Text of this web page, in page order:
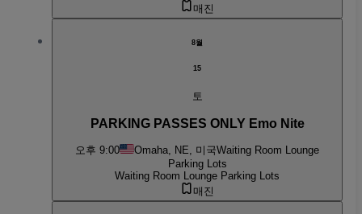
매진
8월
15
토
PARKING PASSES ONLY Emo Nite
오후 9:00 Omaha, NE, 미국Waiting Room Lounge
Parking Lots
Waiting Room Lounge Parking Lots
매진